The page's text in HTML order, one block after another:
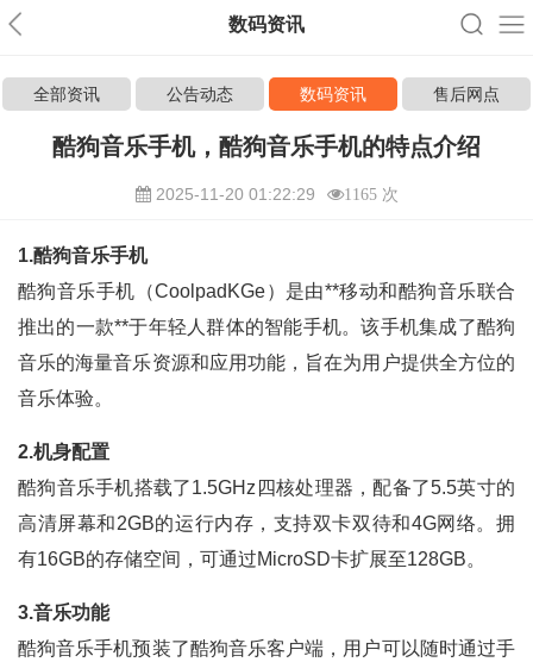
数码资讯
全部资讯 公告动态 数码资讯 售后网点
酷狗音乐手机，酷狗音乐手机的特点介绍
2025-11-20 01:22:29 1165 次
1.酷狗音乐手机
酷狗音乐手机（CoolpadKGe）是由**移动和酷狗音乐联合
推出的一款**于年轻人群体的智能手机。该手机集成了酷狗
音乐的海量音乐资源和应用功能，旨在为用户提供全方位的
音乐体验。
2.机身配置
酷狗音乐手机搭载了1.5GHz四核处理器，配备了5.5英寸的
高清屏幕和2GB的运行内存，支持双卡双待和4G网络。拥
有16GB的存储空间，可通过MicroSD卡扩展至128GB。
3.音乐功能
酷狗音乐手机预装了酷狗音乐客户端，用户可以随时通过手